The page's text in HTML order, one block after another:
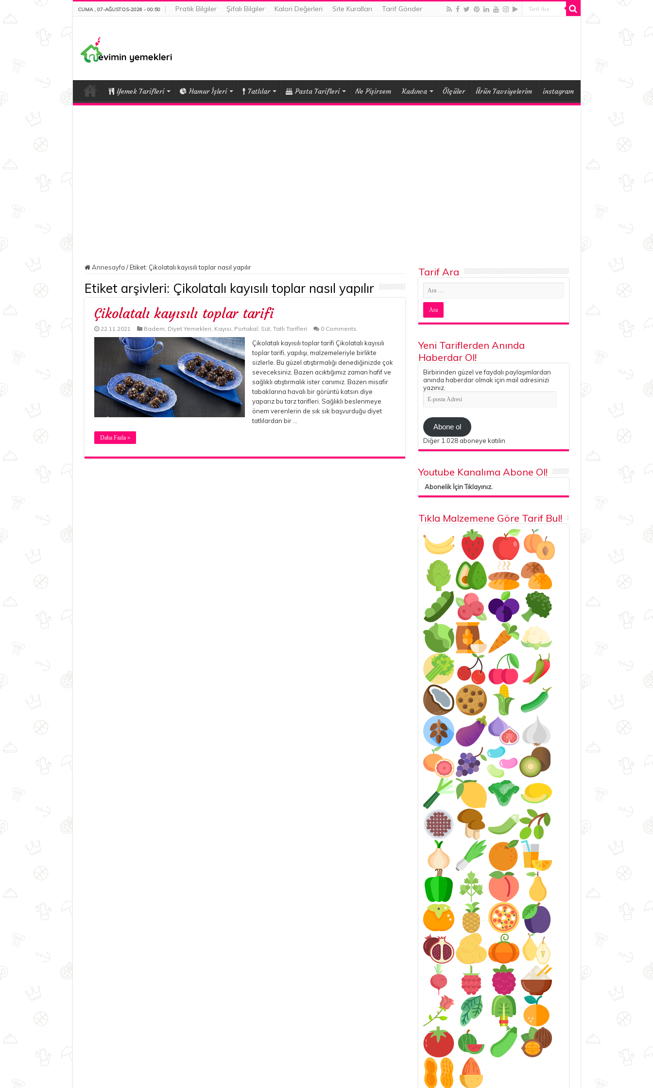
CUMA , 07-AĞUSTOS-2026 - 00:50 Pratik Bilgiler Şifalı Bilgiler Kalori Değerleri Site Kuralları Tarif Gönder
Yemek Tarifleri Hamur İşleri Tatlılar Pasta Tarifleri Ne Pişirsem Kadınca Ölçüler Ürün Tavsiyelerim instagram
Annesayfa / Etiket: Çikolatalı kayısılı toplar nasıl yapılır
Etiket arşivleri: Çikolatalı kayısılı toplar nasıl yapılır
Çikolatalı kayısılı toplar tarifi
22.11.2021 Badem, Diyet Yemekleri, Kayısı, Portakal, Süt, Tatlı Tarifleri 0 Comments
Çikolatalı kayısılı toplar tarifi Çikolatalı kayısılı
toplar tarifi, yapılışı, malzemeleriyle birlikte
sizlerle. Bu güzel atıştırmalığı denediğinizde çok
seveceksiniz. Bazen acıktığımız zaman hafif ve
sağlıklı atıştırmalık ister canımız. Bazen misafir
tabaklarına havalı bir görüntü katsın diye
yaparız bu tarz tarifleri. Sağlıklı beslenmeye
önem verenlerin de sık sık başvurduğu diyet
tatlılardan bir …
Daha Fazla »
Tarif Ara
Yeni Tariflerden Anında
Haberdar Ol!
Birbirinden güzel ve faydalı paylaşımlardan
anında haberdar olmak için mail adresinizi
yazınız.
E-
posta
Abone ol
Diğer 1.028 aboneye katılın
Youtube Kanalıma Abone Ol!
Abonelik İçin Tıklayınız.
Tıkla Malzemene Göre Tarif Bul!